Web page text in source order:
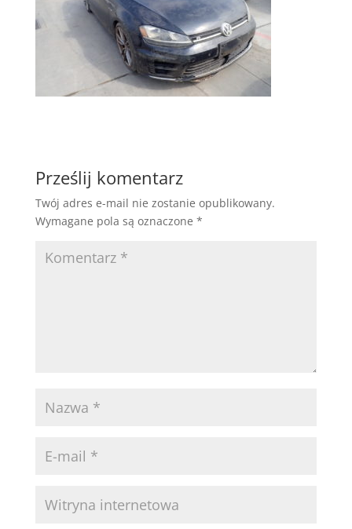
Prześlij komentarz
Twój adres e-mail nie zostanie opublikowany.
Wymagane pola są oznaczone *